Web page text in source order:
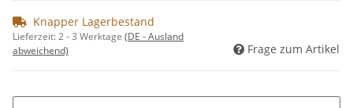
Knapper Lagerbestand
Lieferzeit:2 - 3 Werktage (DE - Ausland
abweichend)
Frage zum Artikel